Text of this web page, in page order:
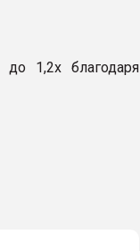
1,2х благодаря